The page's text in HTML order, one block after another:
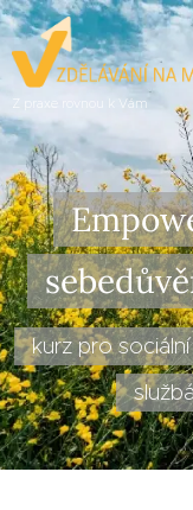
Z praxe rovnou k Vám
kurz pro